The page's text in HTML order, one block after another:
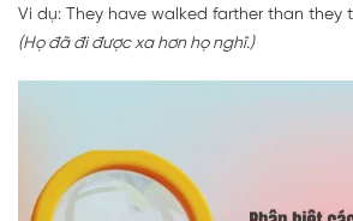
Ví dụ: They have walked farther than they
(Họ đã đi được xa hơn họ nghĩ.)